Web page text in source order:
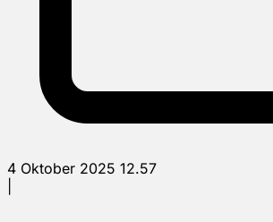
4 Oktober 2025 12.57